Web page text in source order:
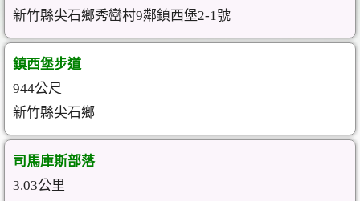
新竹縣尖石鄉秀巒村9鄰鎮西堡2-1號
鎮西堡步道
944公尺
新竹縣尖石鄉
司馬庫斯部落
3.03公里